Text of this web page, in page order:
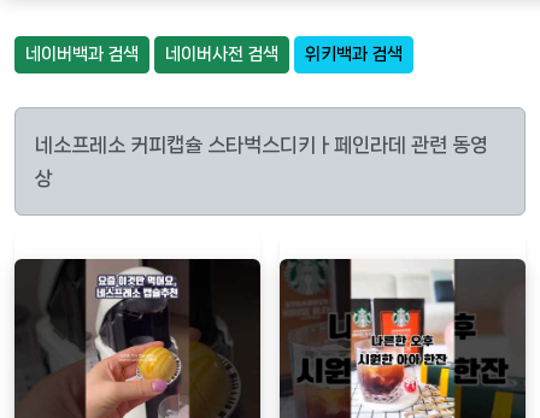
네이버백과 검색 네이버사전 검색 위키백과 검색
네소프레소 커피캡슐 스타벅스디키ㅏ페인라데 관련 동영
상